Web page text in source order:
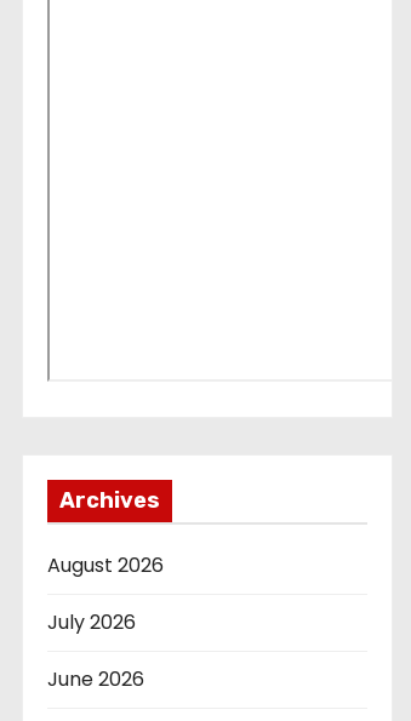
Archives
August 2026
July 2026
June 2026